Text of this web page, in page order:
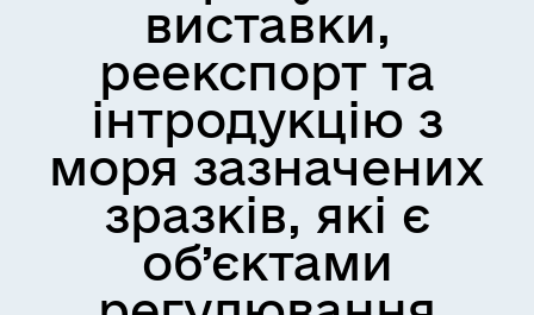
виставки,
реекспорт та
інтродукцію з
моря зазначених
зразків, які є
об’єктами